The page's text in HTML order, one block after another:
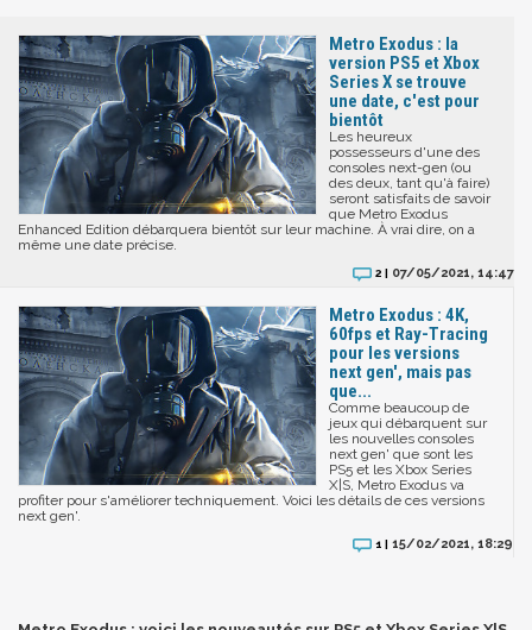
Metro Exodus : la
version PS5 et Xbox
Series X se trouve
une date, c'est pour
bientôt
Les heureux
possesseurs d'une des
consoles next-gen (ou
des deux, tant qu'à faire)
seront satisfaits de savoir
que Metro Exodus
Enhanced Edition débarquera bientôt sur leur machine. À vrai dire, on a
même une date précise.
2 | 07/05/2021, 14:47
Metro Exodus : 4K,
60fps et Ray-Tracing
pour les versions
next gen', mais pas
que...
Comme beaucoup de
jeux qui débarquent sur
les nouvelles consoles
next gen' que sont les
PS5 et les Xbox Series
X|S, Metro Exodus va
profiter pour s'améliorer techniquement. Voici les détails de ces versions
next gen'.
1 | 15/02/2021, 18:29